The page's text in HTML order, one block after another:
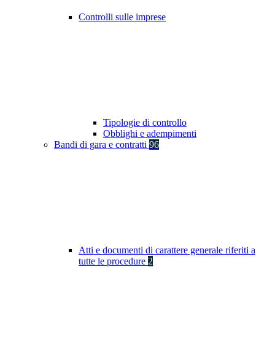
Controlli sulle imprese
Tipologie di controllo
Obblighi e adempimenti
Bandi di gara e contratti 96
Atti e documenti di carattere generale riferiti a
tutte le procedure 2